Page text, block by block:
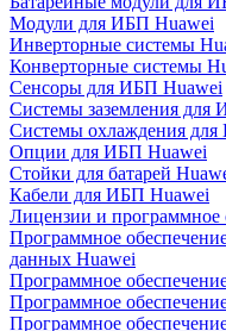
Модули для ИБП Huawei
Инверторные системы
Конверторные системы
Сенсоры для ИБП Huawei
Системы заземления для
Системы охлаждения
Опции для ИБП Huawei
Стойки для батарей
Кабели для ИБП Huawei
Лицензии и программное
Программное
данных Huawei
Программное
Программное
Программное